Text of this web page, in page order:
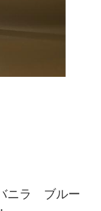
ニラ ブルー